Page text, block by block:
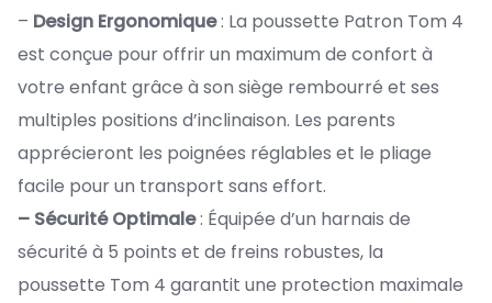
– Design Ergonomique: La poussette Patron Tom 4
est conçue pour offrir un maximum de confort à
votre enfant grâce à son siège rembourré et ses
multiples positions d’inclinaison. Les parents
apprécieront les poignées réglables et le pliage
facile pour un transport sans effort.
– Sécurité Optimale: Équipée d’un harnais de
sécurité à 5 points et de freins robustes, la
poussette Tom 4 garantit une protection maximale